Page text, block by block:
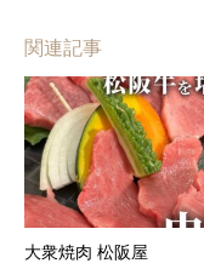
関連記事
大衆焼肉 松阪屋